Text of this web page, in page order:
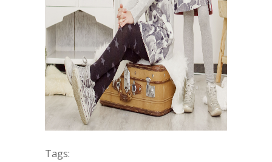
Tags: